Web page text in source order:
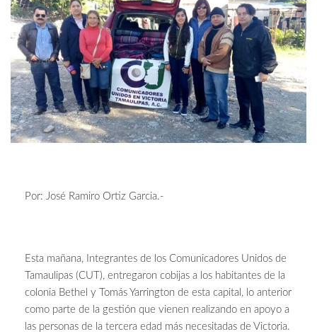
Por: José Ramiro Ortiz Garcia.-
Esta mañana, Integrantes de los Comunicadores Unidos de
Tamaulipas (CUT), entregaron cobijas a los habitantes de la
colonia Bethel y Tomás Yarrington de esta capital, lo anterior
como parte de la gestión que vienen realizando en apoyo a
las personas de la tercera edad más necesitadas de Victoria.